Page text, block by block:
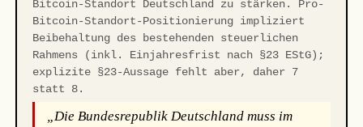
Bitcoin-Standort Deutschland zu stärken. Pro-
Bitcoin-Standort-Positionierung impliziert
Beibehaltung des bestehenden steuerlichen
Rahmens (inkl. Einjahresfrist nach §23 EStG);
explizite §23-Aussage fehlt aber, daher 7
statt 8.
„Die Bundesrepublik Deutschland muss im